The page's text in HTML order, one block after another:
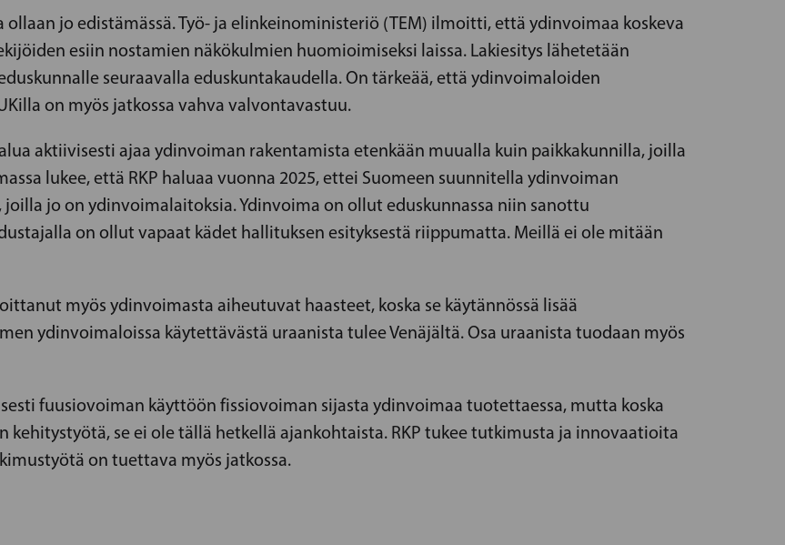
jo edistämässä. Työ- ja elinkeinoministeriö (TEM) ilmoitti, että ydinvoimaa koskeva
esiin nostamien näkökulmien huomioimiseksi laissa. Lakiesitys lähetetään
seuraavalla eduskuntakaudella. On tärkeää, että ydinvoimaloiden
on myös jatkossa vahva valvontavastuu.
aktiivisesti ajaa ydinvoiman rakentamista etenkään muualla kuin paikkakunnilla, joilla
lukee, että RKP haluaa vuonna 2025, ettei Suomeen suunnitella ydinvoiman
jo on ydinvoimalaitoksia. Ydinvoima on ollut eduskunnassa niin sanottu
on ollut vapaat kädet hallituksen esityksestä riippumatta. Meillä ei ole mitään
myös ydinvoimasta aiheutuvat haasteet, koska se käytännössä lisää
ydinvoimaloissa käytettävästä uraanista tulee Venäjältä. Osa uraanista tuodaan myös
fuusiovoiman käyttöön fissiovoiman sijasta ydinvoimaa tuotettaessa, mutta koska
se ei ole tällä hetkellä ajankohtaista. RKP tukee tutkimusta ja innovaatioita
on tuettava myös jatkossa.